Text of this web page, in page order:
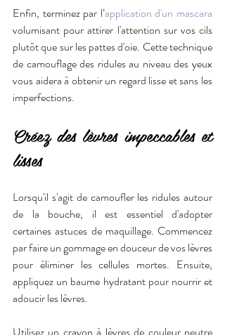
Enfin, terminez par l’application d'un mascara
volumisant pour attirer l'attention sur vos cils
plutôt que sur les pattes d'oie. Cette technique
de camouflage des ridules au niveau des yeux
vous aidera à obtenir un regard lisse et sans les
imperfections.
Créez des lèvres impeccables et
lisses
Lorsqu'il s'agit de camoufler les ridules autour
de la bouche, il est essentiel d'adopter
certaines astuces de maquillage. Commencez
par faire un gommage en douceur de vos lèvres
pour éliminer les cellules mortes. Ensuite,
appliquez un baume hydratant pour nourrir et
adoucir les lèvres.